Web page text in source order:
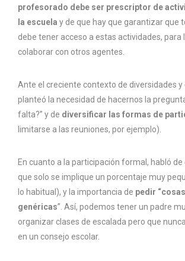
profesorado debe ser prescriptor de
la escuela y de que hay que garantizar que
debe tener acceso a estas actividades, para
colaborar con otros agentes.
Ante el creciente contexto de diversidades y
planteó la necesidad de hacernos la
falta?” y de diversificar las formas de
limitarse a las reuniones, por ejemplo).
En cuanto a la participación formal, habló de
que solo se implique un porcentaje muy
lo habitual), y la importancia de pedir
genéricas”. Así, podemos tener un padre
organizar clases de escalada pero que
en un consejo escolar.